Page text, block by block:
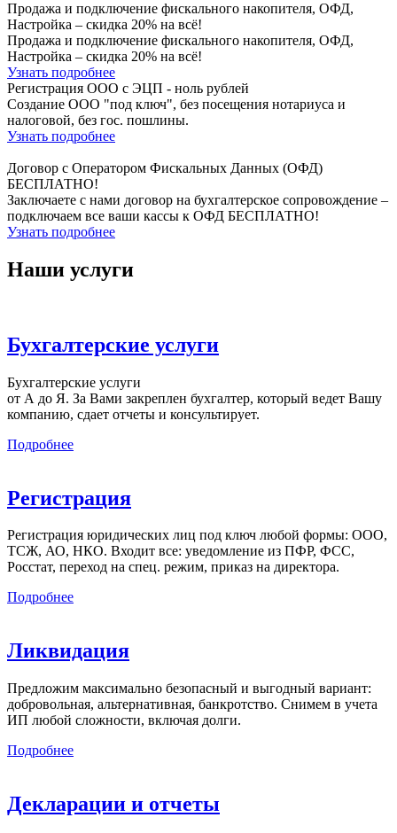
Продажа и подключение фискального накопителя, ОФД,
Настройка – скидка 20% на всё!
Продажа и подключение фискального накопителя, ОФД,
Настройка – скидка 20% на всё!
Узнать подробнее
Регистрация ООО с ЭЦП - ноль рублей
Создание ООО "под ключ", без посещения нотариуса и
налоговой, без гос. пошлины.
Узнать подробнее
Договор с Оператором Фискальных Данных (ОФД)
БЕСПЛАТНО!
Заключаете с нами договор на бухгалтерское сопровождение –
подключаем все ваши кассы к ОФД БЕСПЛАТНО!
Узнать подробнее
Наши услуги
Бухгалтерские услуги
Бухгалтерские услуги
от А до Я. За Вами закреплен бухгалтер, который ведет Вашу
компанию, сдает отчеты и консультирует.
Подробнее
Регистрация
Регистрация юридических лиц под ключ любой формы: ООО,
ТСЖ, АО, НКО. Входит все: уведомление из ПФР, ФСС,
Росстат, переход на спец. режим, приказ на директора.
Подробнее
Ликвидация
Предложим максимально безопасный и выгодный вариант:
добровольная, альтернативная, банкротство. Снимем в учета
ИП любой сложности, включая долги.
Подробнее
Декларации и отчеты